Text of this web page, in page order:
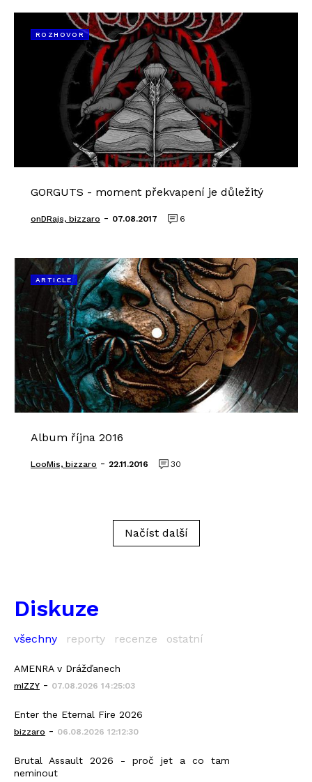
ROZHOVOR
GORGUTS - moment překvapení je důležitý
onDRajs, bizzaro - 07.08.2017 6
ARTICLE
Album října 2016
LooMis, bizzaro - 22.11.2016 30
Načíst další
Diskuze
všechny reporty recenze ostatní
AMENRA v Drážďanech
mIZZY - 07.08.2026 14:25:03
Enter the Eternal Fire 2026
bizzaro - 06.08.2026 12:12:30
Brutal Assault 2026 - proč jet a co tam
neminout